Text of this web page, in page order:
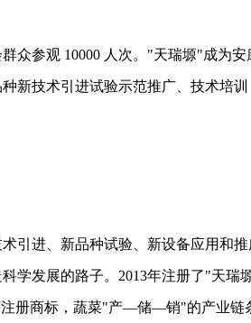
众参观 10000 人次。"天瑞塬"成为
新技术引进试验示范推广、技术培
引进、新品种试验、新设备应用和
学发展的路子。2013年注册了"天
册商标，蔬菜"产—储—销"的产业链